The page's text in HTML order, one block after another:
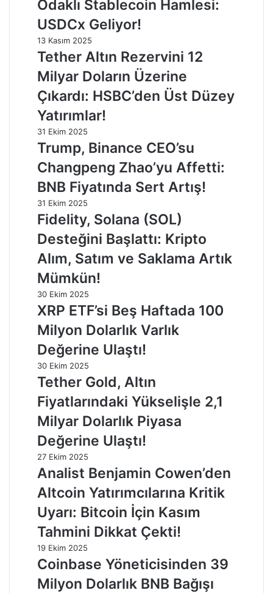
Odaklı Stablecoin Hamlesi:
USDCx Geliyor!
13 Kasım 2025
Tether Altın Rezervini 12
Milyar Doların Üzerine
Çıkardı: HSBC’den Üst Düzey
Yatırımlar!
31 Ekim 2025
Trump, Binance CEO’su
Changpeng Zhao’yu Affetti:
BNB Fiyatında Sert Artış!
31 Ekim 2025
Fidelity, Solana (SOL)
Desteğini Başlattı: Kripto
Alım, Satım ve Saklama Artık
Mümkün!
30 Ekim 2025
XRP ETF’si Beş Haftada 100
Milyon Dolarlık Varlık
Değerine Ulaştı!
30 Ekim 2025
Tether Gold, Altın
Fiyatlarındaki Yükselişle 2,1
Milyar Dolarlık Piyasa
Değerine Ulaştı!
27 Ekim 2025
Analist Benjamin Cowen’den
Altcoin Yatırımcılarına Kritik
Uyarı: Bitcoin İçin Kasım
Tahmini Dikkat Çekti!
19 Ekim 2025
Coinbase Yöneticisinden 39
Milyon Dolarlık BNB Bağışı